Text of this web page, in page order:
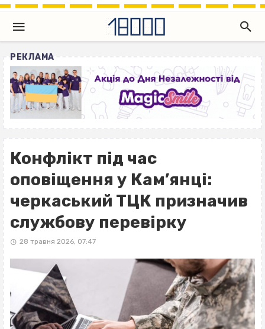
РЕКЛАМА
Конфлікт під час
оповіщення у Кам’янці:
черкаський ТЦК призначив
службову перевірку
28 травня 2026, 07:47